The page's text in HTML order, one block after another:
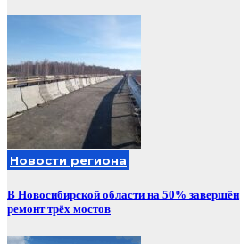
Новости региона
В Новосибирской области на 50% завершён
ремонт трёх мостов